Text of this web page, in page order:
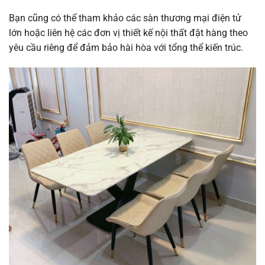
Bạn cũng có thể tham khảo các sàn thương mại điện tử
lớn hoặc liên hệ các đơn vị thiết kế nội thất đặt hàng theo
yêu cầu riêng để đảm bảo hài hòa với tổng thể kiến trúc.